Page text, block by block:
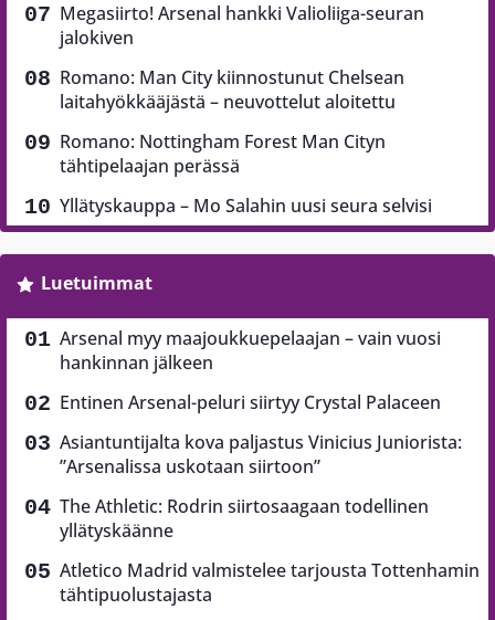
Megasiirto! Arsenal hankki Valioliiga-seuran
jalokiven
Romano: Man City kiinnostunut Chelsean
laitahyökkääjästä – neuvottelut aloitettu
Romano: Nottingham Forest Man Cityn
tähtipelaajan perässä
Yllätyskauppa – Mo Salahin uusi seura selvisi
Luetuimmat
Arsenal myy maajoukkuepelaajan – vain vuosi
hankinnan jälkeen
Entinen Arsenal-peluri siirtyy Crystal Palaceen
Asiantuntijalta kova paljastus Vinicius Juniorista:
”Arsenalissa uskotaan siirtoon”
The Athletic: Rodrin siirtosaagaan todellinen
yllätyskäänne
Atletico Madrid valmistelee tarjousta Tottenhamin
tähtipuolustajasta